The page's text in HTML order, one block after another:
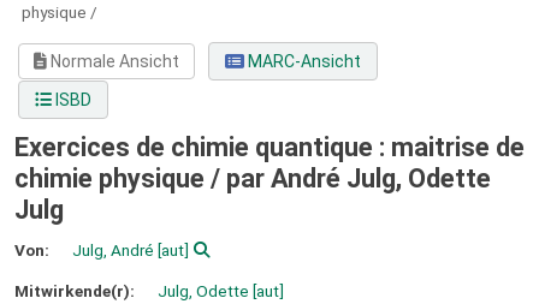
physique /
Normale Ansicht
MARC-Ansicht
ISBD
Exercices de chimie quantique : maitrise de
chimie physique / par André Julg, Odette
Julg
Von: Julg, André [aut]
Mitwirkende(r): Julg, Odette [aut]